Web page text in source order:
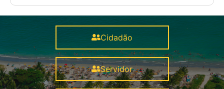
Cidadão
Servidor